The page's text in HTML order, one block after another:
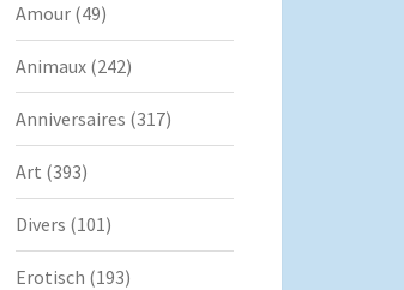
Amour(49)
Animaux(242)
Anniversaires (317)
Art (393)
Divers (101)
Erotisch (193)